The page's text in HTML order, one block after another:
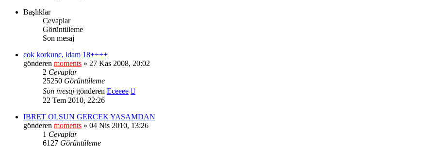
Başlıklar
Cevaplar
Görüntüleme
Son mesaj
cok korkunc, idam 18++++
gönderen moments » 27 Kas 2008, 20:02
2 Cevaplar
25250 Görüntüleme
Son mesaj gönderen Eceeee
22 Tem 2010, 22:26
IBRET OLSUN GERCEK YASAMDAN
gönderen moments » 04 Nis 2010, 13:26
1 Cevaplar
6127 Görüntüleme